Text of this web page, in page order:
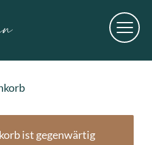
Men
ist gegenwärtig